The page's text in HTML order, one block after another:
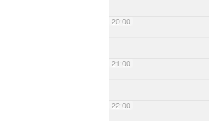
20:00
21:00
22:00